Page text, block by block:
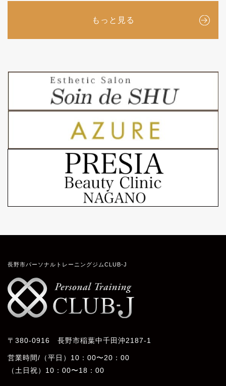
もっと見る
長野市パーソナルトレーニングジムCLUB-J
〒380-0916 長野市稲葉中千田沖2187-1
営業時間/（平日）10：00〜20：00
（土日祝）10：00〜18：00